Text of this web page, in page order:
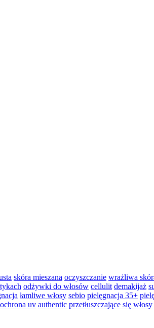
skóra mieszana oczyszczanie wrażliwa
odżywki do włosów cellulit demakijaż
łamliwe włosy sebio pielęgnacja 35+
ochrona uv authentic przetłuszczające się włosy